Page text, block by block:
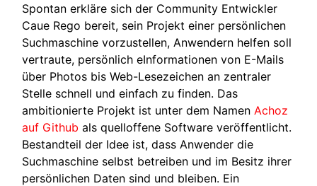
Spontan erkläre sich der Community Entwickler
Caue Rego bereit, sein Projekt einer persönlichen
Suchmaschine vorzustellen, Anwendern helfen soll
vertraute, persönlich eInformationen von E-Mails
über Photos bis Web-Lesezeichen an zentraler
Stelle schnell und einfach zu finden. Das
ambitionierte Projekt ist unter dem Namen Achoz
auf Github als quelloffene Software veröffentlicht.
Bestandteil der Idee ist, dass Anwender die
Suchmaschine selbst betreiben und im Besitz ihrer
persönlichen Daten sind und bleiben. Ein